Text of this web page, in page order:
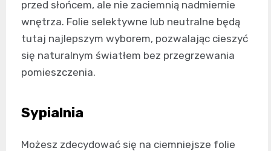
przed słońcem, ale nie zaciemnią nadmiernie
wnętrza. Folie selektywne lub neutralne będą
tutaj najlepszym wyborem, pozwalając cieszyć
się naturalnym światłem bez przegrzewania
pomieszczenia.
Sypialnia
Możesz zdecydować się na ciemniejsze folie